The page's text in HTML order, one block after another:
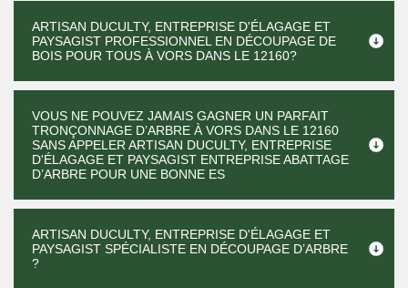
ARTISAN DUCULTY, ENTREPRISE D'ÉLAGAGE ET
PAYSAGIST PROFESSIONNEL EN DÉCOUPAGE DE
BOIS POUR TOUS À VORS DANS LE 12160?
VOUS NE POUVEZ JAMAIS GAGNER UN PARFAIT
TRONÇONNAGE D’ARBRE À VORS DANS LE 12160
SANS APPELER ARTISAN DUCULTY, ENTREPRISE
D'ÉLAGAGE ET PAYSAGIST ENTREPRISE ABATTAGE
D’ARBRE POUR UNE BONNE ES
ARTISAN DUCULTY, ENTREPRISE D'ÉLAGAGE ET
PAYSAGIST SPÉCIALISTE EN DÉCOUPAGE D’ARBRE
?